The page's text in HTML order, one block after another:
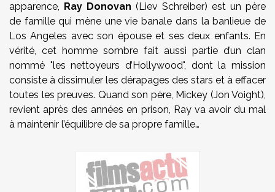
apparence, Ray Donovan (Liev Schreiber) est un père
de famille qui mène une vie banale dans la banlieue de
Los Angeles avec son épouse et ses deux enfants. En
vérité, cet homme sombre fait aussi partie d’un clan
nommé "les nettoyeurs d’Hollywood", dont la mission
consiste à dissimuler les dérapages des stars et à effacer
toutes les preuves. Quand son père, Mickey (Jon Voight),
revient après des années en prison, Ray va avoir du mal
à maintenir l’équilibre de sa propre famille…